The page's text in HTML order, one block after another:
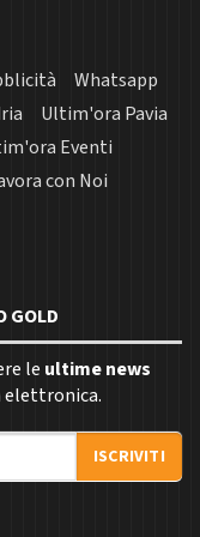
Whatsapp
Ultim'ora Pavia
Eventi
con Noi
GOLD
le ultime news
elettronica.
ISCRIVITI